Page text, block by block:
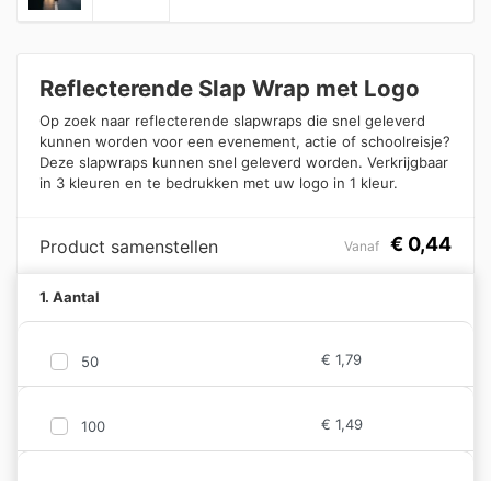
Reflecterende Slap Wrap met Logo
Op zoek naar reflecterende slapwraps die snel geleverd
kunnen worden voor een evenement, actie of schoolreisje?
Deze slapwraps kunnen snel geleverd worden. Verkrijgbaar
in 3 kleuren en te bedrukken met uw logo in 1 kleur.
Product samenstellen Vanaf € 0,44
1. Aantal
50 € 1,79
100 € 1,49